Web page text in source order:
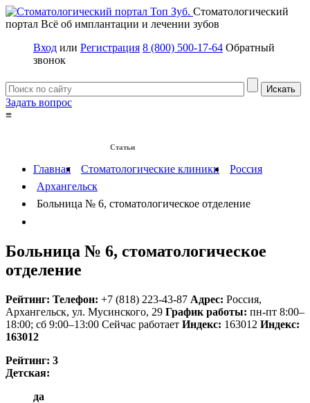
Стоматологический
портал Всё об имплантации и лечении зубов
Вход или Регистрация 8 (800) 500-17-64 Обратный
звонок
Задать вопрос
≡
Статьи
Главная Стоматологические клиники
Россия
Архангельск
Больница № 6, стоматологическое отделение
Больница № 6, стоматологическое
отделение
Рейтинг: Телефон: +7 (818) 223-43-87 Адрес: Россия,
Архангельск, ул. Мусинского, 29 График работы: пн-пт 8:00–
18:00; сб 9:00–13:00 Сейчас работает Индекс: 163012 Индекс:
163012
Рейтинг: 3
Детская:
да